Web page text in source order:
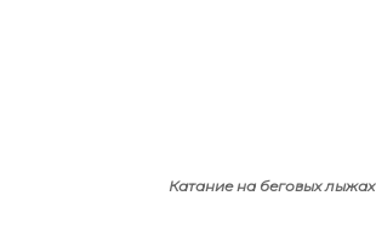
Катание на беговых лыжах